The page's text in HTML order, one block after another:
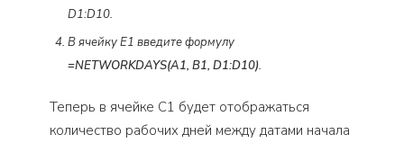
D1:D10.
В ячейку E1 введите формулу
=NETWORKDAYS(A1, B1, D1:D10).
Теперь в ячейке C1 будет отображаться
количество рабочих дней между датами начала